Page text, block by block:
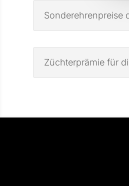
Sonderehrenpreise
Züchterprämie für